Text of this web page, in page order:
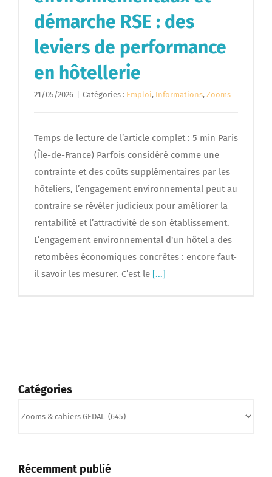
démarche RSE : des
leviers de performance
en hôtellerie
21/05/2026 Catégories : Emploi, Informations, Zooms
Temps de lecture de l’article complet : 5 min Paris
(Île-de-France) Parfois considéré comme une
contrainte et des coûts supplémentaires par les
hôteliers, l’engagement environnemental peut au
contraire se révéler judicieux pour améliorer la
rentabilité et l’attractivité de son établissement.
L’engagement environnemental d'un hôtel a des
retombées économiques concrètes : encore faut-
il savoir les mesurer. C’est le [...]
Catégories
Récemment publié